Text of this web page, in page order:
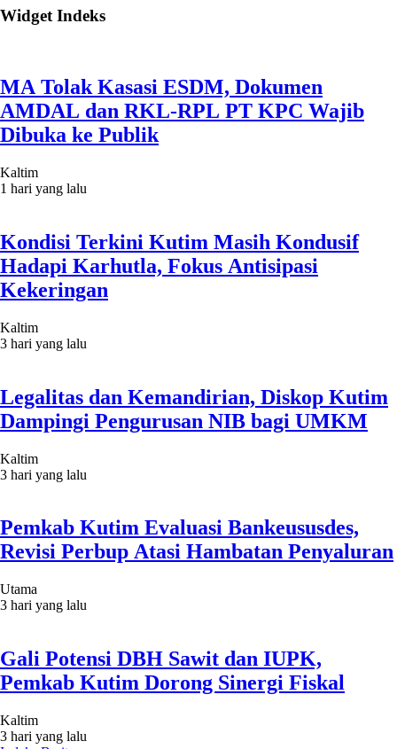
Widget Indeks
MA Tolak Kasasi ESDM, Dokumen
AMDAL dan RKL-RPL PT KPC Wajib
Dibuka ke Publik
Kaltim
1 hari yang lalu
Kondisi Terkini Kutim Masih Kondusif
Hadapi Karhutla, Fokus Antisipasi
Kekeringan
Kaltim
3 hari yang lalu
Legalitas dan Kemandirian, Diskop Kutim
Dampingi Pengurusan NIB bagi UMKM
Kaltim
3 hari yang lalu
Pemkab Kutim Evaluasi Bankeususdes,
Revisi Perbup Atasi Hambatan Penyaluran
Utama
3 hari yang lalu
Gali Potensi DBH Sawit dan IUPK,
Pemkab Kutim Dorong Sinergi Fiskal
Kaltim
3 hari yang lalu